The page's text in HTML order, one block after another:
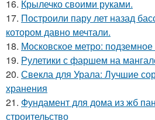
16. Крылечко своими руками.
17. Построили пару лет назад
котором давно мечтали.
18. Московское метро:
19. Рулетики с фаршем на
20. Свекла для Урала: Лучшие
хранения
21. Фундамент для дома из жб
строительство